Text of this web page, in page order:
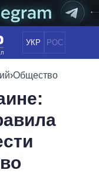
УКР РОС
›Общество